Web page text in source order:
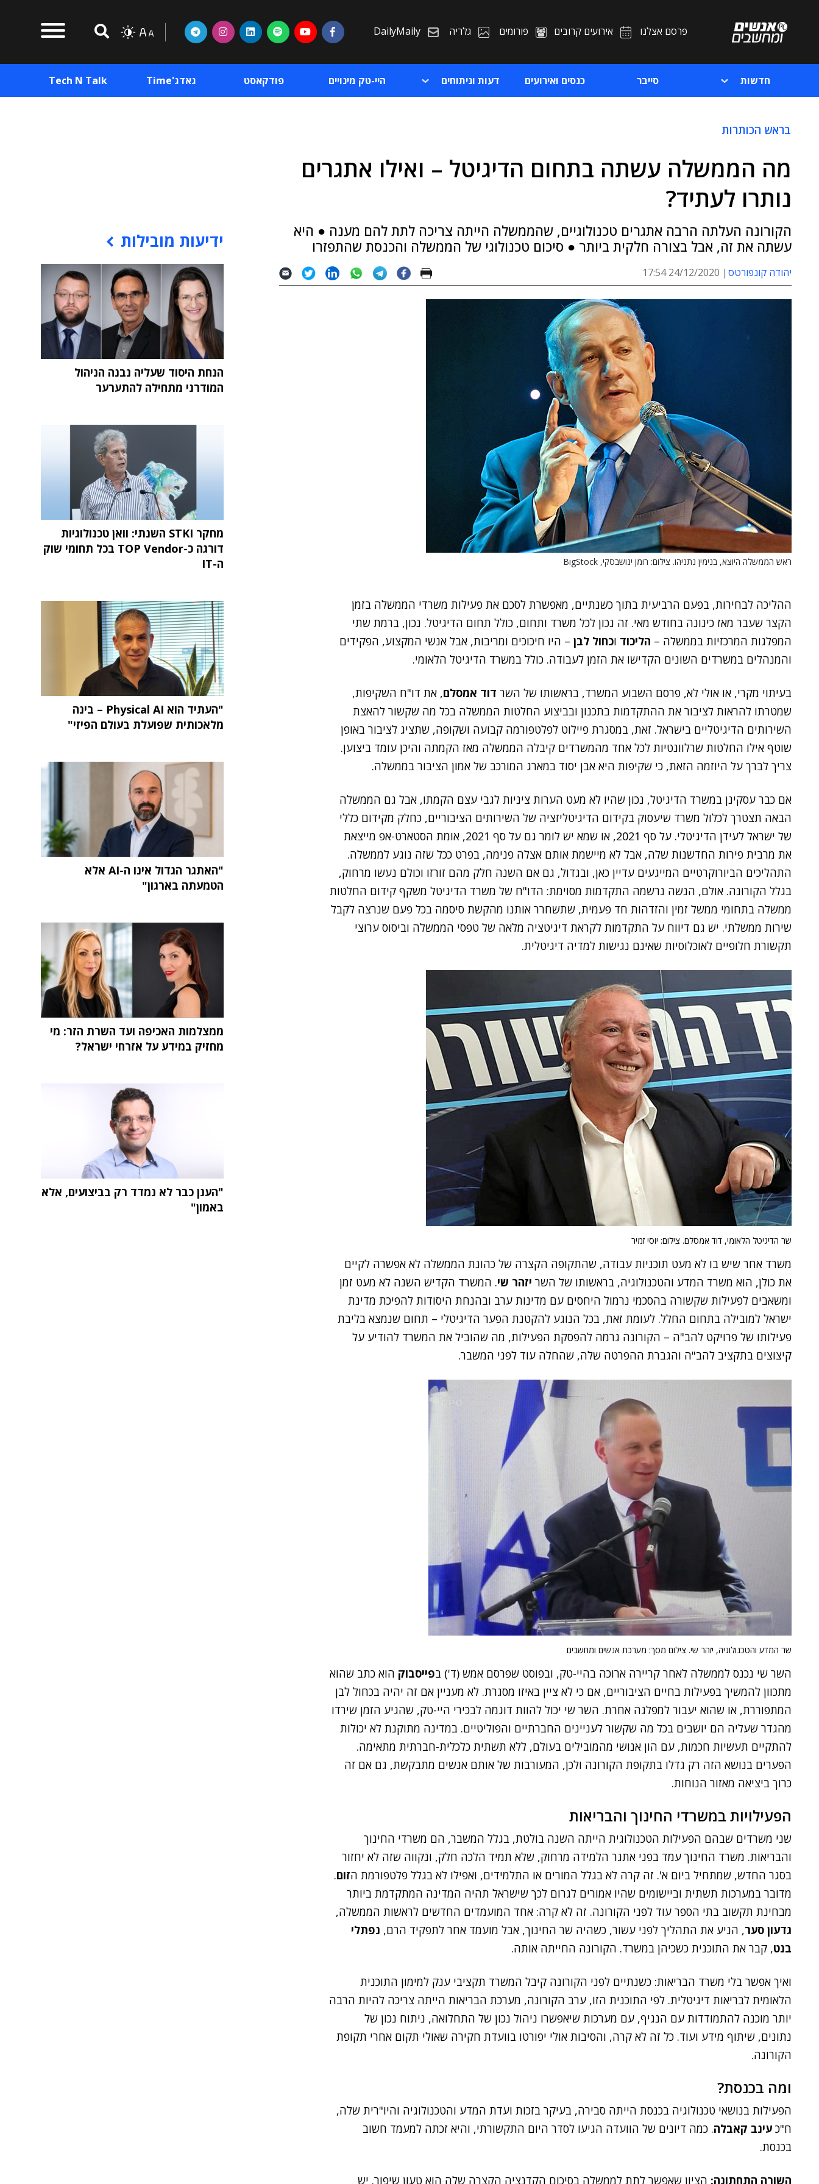
פרסם אצלנו אירועים קרובים פורומים גלריה DailyMaily
חדשות סייבר כנסים ואירועים דעות וניתוחים היי-טק מינויים פודקאסט גאדג'Time Tech N Talk
בראש הכותרות
מה הממשלה עשתה בתחום הדיגיטל – ואילו אתגרים
נותרו לעתיד?
הקורונה העלתה הרבה אתגרים טכנולוגיים, שהממשלה הייתה צריכה לתת להם מענה ● היא
עשתה את זה, אבל בצורה חלקית ביותר ● סיכום טכנולוגי של הממשלה והכנסת שהתפזרו
יהודה קונפורטס 24/12/2020 17:54
ראש הממשלה היוצא, בנימין נתניהו. צילום: רומן ינושבסקי, BigStock
ההליכה לבחירות, בפעם הרביעית בתוך כשנתיים, מאפשרת לסכם את פעילות משרדי הממשלה בזמן
הקצר שעבר מאז כינונה בחודש מאי. זה נכון לכל משרד ותחום, כולל תחום הדיגיטל. נכון, ברמת שתי
המפלגות המרכזיות בממשלה – הליכוד וכחול לבן – היו חיכוכים ומריבות, אבל אנשי המקצוע, הפקידים
והמנהלים במשרדים השונים הקדישו את הזמן לעבודה. כולל במשרד הדיגיטל הלאומי.
בעיתוי מקרי, או אולי לא, פרסם השבוע המשרד, בראשותו של השר דוד אמסלם, את דו"ח השקיפות,
שמטרתו להראות לציבור את ההתקדמות בתכנון ובביצוע החלטות הממשלה בכל מה שקשור להאצת
השירותים הדיגיטליים בישראל. זאת, במסגרת פיילוט לפלטפורמה קבועה ושקופה, שתציג לציבור באופן
שוטף אילו החלטות שרלוונטיות לכל אחד מהמשרדים קיבלה הממשלה מאז הקמתה והיכן עומד ביצוען.
צריך לברך על היוזמה הזאת, כי שקיפות היא אבן יסוד במארג המורכב של אמון הציבור בממשלה.
אם כבר עסקינן במשרד הדיגיטל, נכון שהיו לא מעט הערות ציניות לגבי עצם הקמתו, אבל גם הממשלה
הבאה תצטרך לכלול משרד שיעסוק בקידום הדיגיטליזציה של השירותים הציבוריים, כחלק מקידום כללי
של ישראל לעידן הדיגיטלי. על סף 2021, או שמא יש לומר גם על סף 2021, אומת הסטארט-אפ מייצאת
את מרבית פירות החדשנות שלה, אבל לא מיישמת אותם אצלה פנימה, בפרט ככל שזה נוגע לממשלה.
התהליכים הביורוקרטיים המייגעים עדיין כאן, ובגדול, גם אם השנה חלק מהם זורזו וכולם נעשו מרחוק,
בגלל הקורונה. אולם, הנשה נרשמה התקדמות מסוימת: הדו"ח של משרד הדיגיטל משקף קידום החלטות
ממשלה בתחומי ממשל זמין והזדהות חד פעמית, שתשחרר אותנו מהקשת סיסמה בכל פעם שנרצה לקבל
שירות ממשלתי. יש גם דיווח על התקדמות לקראת דיגיטציה מלאה של טפסי הממשלה וביסוס ערוצי
תקשורת חלופיים לאוכלוסיות שאינם נגישות למדיה דיגיטלית.
שר הדיגיטל הלאומי, דוד אמסלם. צילום: יוסי זמיר
משרד אחר שיש בו לא מעט תוכניות עבודה, שהתקופה הקצרה של כהונת הממשלה לא אפשרה לקיים
את כולן, הוא משרד המדע והטכנולוגיה, בראשותו של השר יזהר שי. המשרד הקדיש השנה לא מעט זמן
ומשאבים לפעילות שקשורה בהסכמי נרמול היחסים עם מדינות ערב ובהנחת היסודות להפיכת מדינת
ישראל למובילה בתחום החלל. לעומת זאת, בכל הנוגע להקטנת הפער הדיגיטלי – תחום שנמצא בליבת
פעילותו של פרויקט להב"ה – הקורונה גרמה להפסקת הפעילות, מה שהוביל את המשרד להודיע על
קיצוצים בתקציב להב"ה והגברת ההפרטה שלה, שהחלה עוד לפני המשבר.
שר המדע והטכנולוגיה, יזהר שי. צילום מסך: מערכת אנשים ומחשבים
השר שי נכנס לממשלה לאחר קריירה ארוכה בהיי-טק, ובפוסט שפרסם אמש (ד') בפייסבוק הוא כתב שהוא
מתכוון להמשיך בפעילות בחיים הציבוריים, אם כי לא ציין באיזו מסגרת. לא מעניין אם זה יהיה בכחול לבן
המתפוררת, או שהוא יעבור למפלגה אחרת. השר שי יכול להוות דוגמה לבכירי היי-טק, שהגיע הזמן שירדו
מהגדר שעליה הם יושבים בכל מה שקשור לעניינים החברתיים והפוליטיים. במדינה מתוקנת לא יכולות
להתקיים תעשיות חכמות, עם הון אנושי מהמובילים בעולם, ללא תשתית כלכלית-חברתית מתאימה.
הפערים בנושא הזה רק גדלו בתקופת הקורונה ולכן, המעורבות של אותם אנשים מתבקשת, גם אם זה
כרוך ביציאה מאזור הנוחות.
הפעילויות במשרדי החינוך והבריאות
שני משרדים שבהם הפעילות הטכנולוגית הייתה השנה בולטת, בגלל המשבר, הם משרדי החינוך
והבריאות. משרד החינוך עמד בפני אתגר הלמידה מרחוק, שלא תמיד הלכה חלק, ונקווה שזה לא יחזור
בסגר החדש, שמתחיל ביום א'. זה קרה לא בגלל המורים או התלמידים, ואפילו לא בגלל פלטפורמת הזום.
מדובר במערכות תשתית וביישומים שהיו אמורים לגרום לכך שישראל תהיה המדינה המתקדמת ביותר
מבחינת תקשוב בתי הספר עוד לפני הקורונה. זה לא קרה: אחד המועמדים החדשים לראשות הממשלה,
גדעון סער, הניע את התהליך לפני עשור, כשהיה שר החינוך, אבל מועמד אחר לתפקיד הרם, נפתלי
בנט, קבר את התוכנית כשכיהן במשרד. הקורונה החייתה אותה.
ואיך אפשר בלי משרד הבריאות: כשנתיים לפני הקורונה קיבל המשרד תקציבי ענק למימון התוכנית
הלאומית לבריאות דיגיטלית. לפי התוכנית הזו, ערב הקורונה, מערכת הבריאות הייתה צריכה להיות הרבה
יותר מוכנה להתמודדות עם הנגיף, עם מערכות שיאפשרו ניהול נכון של התחלואה, ניתוח נכון של
נתונים, שיתוף מידע ועוד. כל זה לא קרה, והסיבות אולי יפורטו בוועדת חקירה שאולי תקום אחרי תקופת
הקורונה.
ומה בכנסת?
הפעילות בנושאי טכנולוגיה בכנסת הייתה סבירה, בעיקר בזכות ועדת המדע והטכנולוגיה והיו"רית שלה,
ח"כ עינב קאבלה. כמה דיונים של הוועדה הגיעו לסדר היום התקשורתי, והיא זכתה למעמד חשוב
בכנסת.
השורה התחתונה: הציון שאפשר לתת לממשלה בסיכום הקדנציה הקצרה שלה הוא טעון שיפור. יש
ידיעות מובילות
הנחת היסוד שעליה נבנה הניהול
המודרני מתחילה להתערער
מחקר STKI השנתי: וואן טכנולוגיות
דורגה כ-TOP Vendor בכל תחומי שוק
ה-IT
"העתיד הוא Physical AI – בינה
מלאכותית שפועלת בעולם הפיזי"
"האתגר הגדול אינו ה-AI אלא
הטמעתה בארגון"
ממצלמות האכיפה ועד השרת הזר: מי
מחזיק במידע על אזרחי ישראל?
"הענן כבר לא נמדד רק בביצועים, אלא
באמון"